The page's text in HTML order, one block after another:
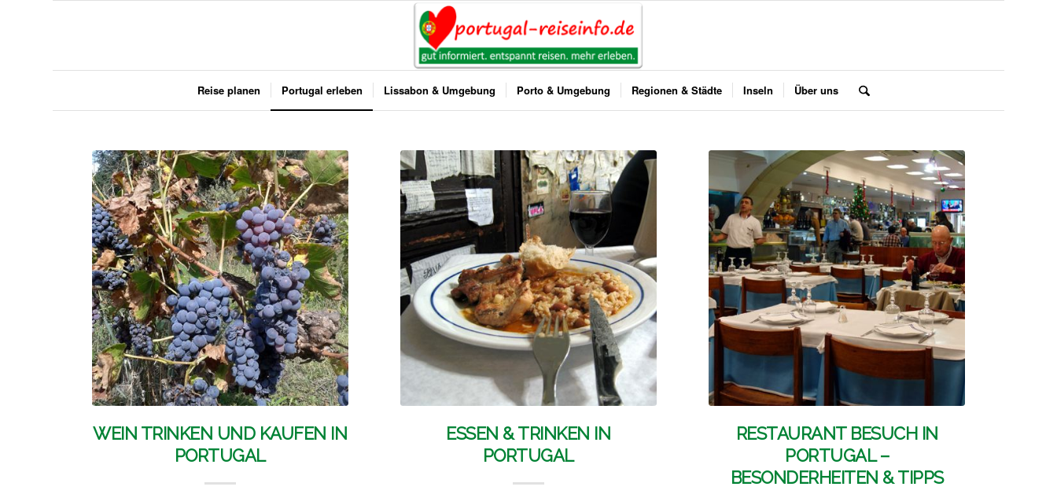
Reise planen Portugal erleben Lissabon & Umgebung Porto & Umgebung Regionen & Städte Inseln Über uns
WEIN TRINKEN UND KAUFEN IN
PORTUGAL
ESSEN & TRINKEN IN
PORTUGAL
RESTAURANT BESUCH IN
PORTUGAL –
BESONDERHEITEN & TIPPS